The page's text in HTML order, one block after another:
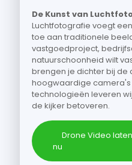
De Kunst van
Luchtfotografie voegt
toe aan traditionele
vastgoedproject,
natuurschoonheid wilt
brengen je dichter bij de
hoogwaardige
technologieën leveren
de kijker betoveren.
Drone Video
nu